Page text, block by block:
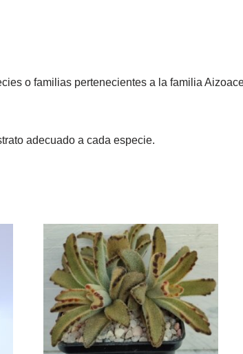
o familias pertenecientes a la familia
adecuado a cada especie.